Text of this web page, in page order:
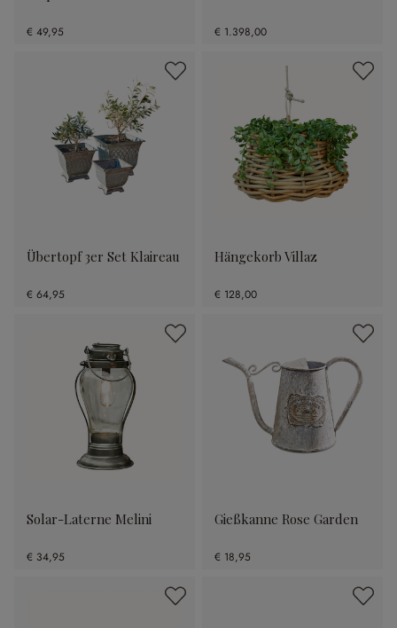
€ 49,95 € 1.398,00
Übertopf 3er Set Klaireau
€ 64,95
Hängekorb Villaz
€ 128,00
Solar-Laterne Melini
€ 34,95
Gießkanne Rose Garden
€ 18,95